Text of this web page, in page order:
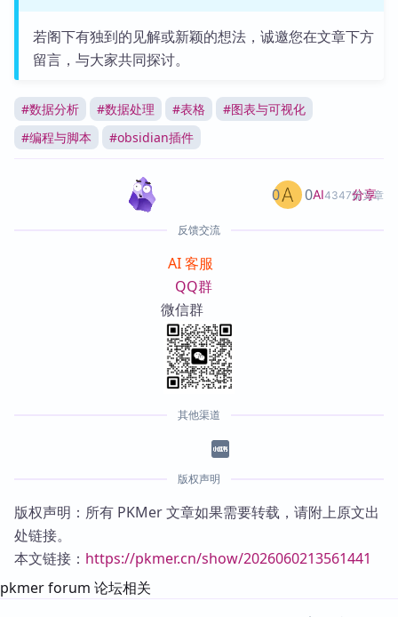
若阁下有独到的见解或新颖的想法，诚邀您在文章下方
留言，与大家共同探讨。
#数据分析 #数据处理 #表格 #图表与可视化
#编程与脚本 #obsidian插件
AI4347篇文章
0 0 分享
反馈交流
AI 客服
QQ群
微信群
其他渠道
版权声明
版权声明：所有 PKMer 文章如果需要转载，请附上原文出
处链接。
本文链接： https://pkmer.cn/show/2026060213561441
pkmer forum 论坛相关